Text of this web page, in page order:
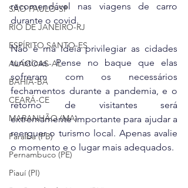
SÃO PAULO-SP
RIO DE JANEIRO-RJ
ESPÍRITO SANTO-ES
ALAGOAS-AL
BAHIA-BA
CEARÁ-CE
MARANHÃO (MA)
Paraíba (PB)
Pernambuco (PE)
Piauí (PI)
recomendável nas viagens de carro
durante o covid.
Não é má ideia privilegiar as cidades
turísticas. Pense no baque que elas
sofreram com os necessários
fechamentos durante a pandemia, e o
retorno de visitantes será
extremamente importante para ajudar a
reerguer o turismo local. Apenas avalie
o momento e o lugar mais adequados.